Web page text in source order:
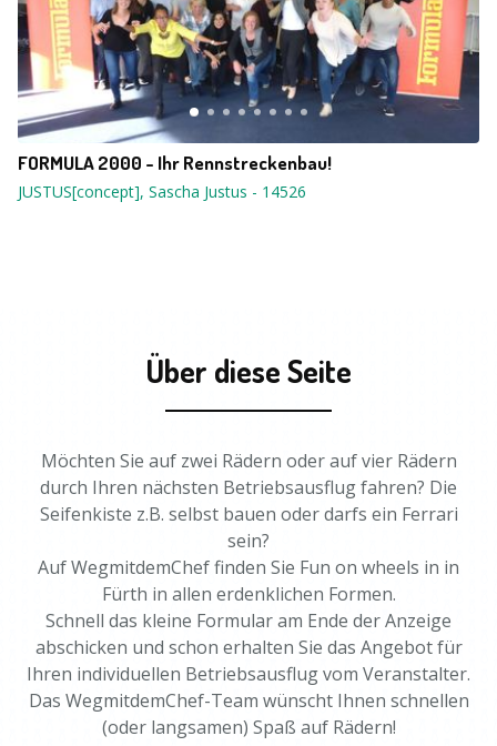
FORMULA 2000 - Ihr Rennstreckenbau!
JUSTUS[concept], Sascha Justus - 14526
Über diese Seite
Möchten Sie auf zwei Rädern oder auf vier Rädern
durch Ihren nächsten Betriebsausflug fahren? Die
Seifenkiste z.B. selbst bauen oder darfs ein Ferrari
sein?
Auf WegmitdemChef finden Sie Fun on wheels in in
Fürth in allen erdenklichen Formen.
Schnell das kleine Formular am Ende der Anzeige
abschicken und schon erhalten Sie das Angebot für
Ihren individuellen Betriebsausflug vom Veranstalter.
Das WegmitdemChef-Team wünscht Ihnen schnellen
(oder langsamen) Spaß auf Rädern!